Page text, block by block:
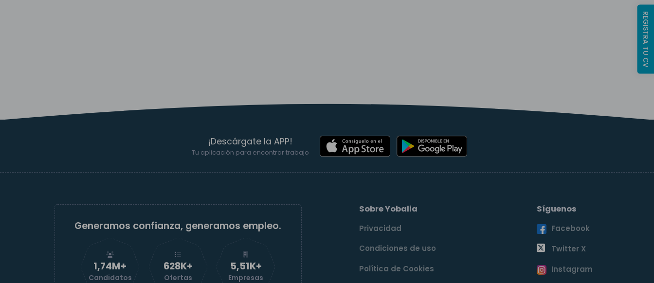
¡Descárgate la APP!
Tu aplicación para encontrar trabajo
Generamos confianza, generamos empleo.
1,74M+
Candidatos
629K+
Ofertas
5,52K+
Empresas
Sobre Yobalia
Privacidad
Condiciones de uso
Política de Cookies
Síguenos
Facebook
Twitter X
Instagram
REGISTRA TU CV